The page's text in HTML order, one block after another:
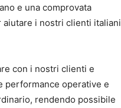
e una comprovata
aiutare i nostri clienti italiani
con i nostri clienti e
performance operative e
rendendo possibile